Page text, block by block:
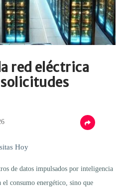
red eléctrica
Hoy
de datos impulsados por inteligencia
consumo energético, sino que